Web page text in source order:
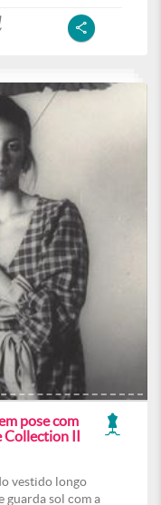
pose com
Collection II
vestido longo
guarda sol com a